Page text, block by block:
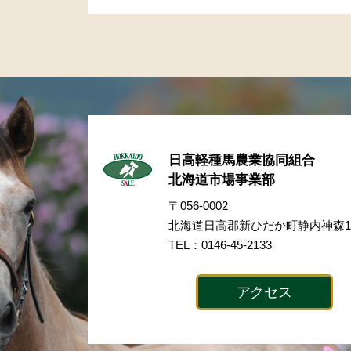
日高軽種馬農業協同組合
北海道市場事業部
〒056-0002
北海道日高郡新ひだか町静内神森
TEL：0146-45-2133
アクセス